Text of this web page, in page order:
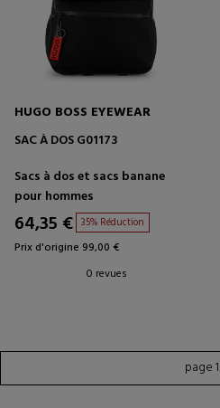
HUGO BOSS EYEWEAR
SAC À DOS G01173
Sacs à dos et sacs banane
pour hommes
64,35 € 35% Réduction
Prix d'origine 99,00 €
0 revues
page 1